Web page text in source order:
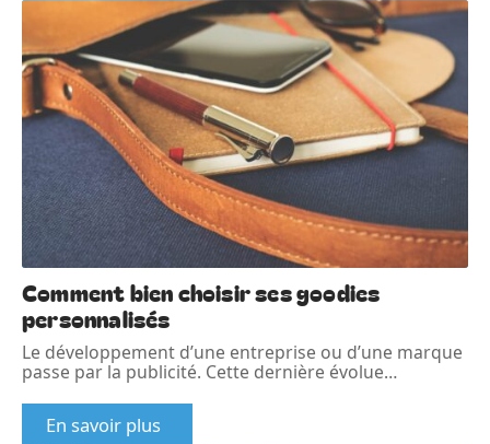
Comment bien choisir ses goodies
personnalisés
Le développement d’une entreprise ou d’une marque
passe par la publicité. Cette dernière évolue…
En savoir plus